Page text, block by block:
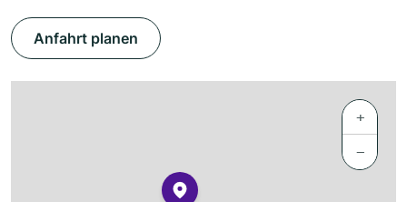
Anfahrt planen
+
−